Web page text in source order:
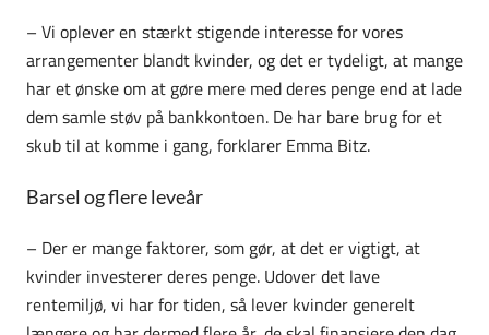
– Vi oplever en stærkt stigende interesse for vores
arrangementer blandt kvinder, og det er tydeligt, at mange
har et ønske om at gøre mere med deres penge end at lade
dem samle støv på bankkontoen. De har bare brug for et
skub til at komme i gang, forklarer Emma Bitz.
Barsel og flere leveår
– Der er mange faktorer, som gør, at det er vigtigt, at
kvinder investerer deres penge. Udover det lave
rentemiljø, vi har for tiden, så lever kvinder generelt